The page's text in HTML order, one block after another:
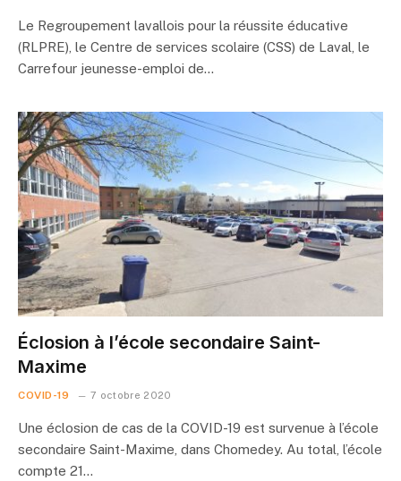
Le Regroupement lavallois pour la réussite éducative
(RLPRE), le Centre de services scolaire (CSS) de Laval, le
Carrefour jeunesse-emploi de…
Éclosion à l’école secondaire Saint-
Maxime
COVID-19 7 octobre 2020
Une éclosion de cas de la COVID-19 est survenue à l’école
secondaire Saint-Maxime, dans Chomedey. Au total, l’école
compte 21…